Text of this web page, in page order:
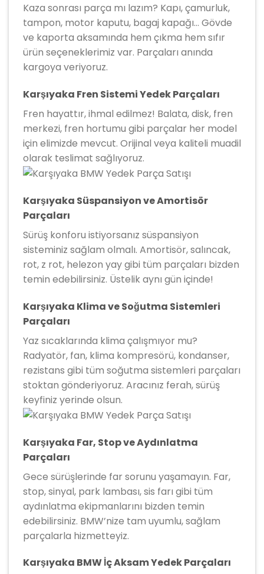
Kaza sonrası parça mı lazım? Kapı, çamurluk,
tampon, motor kaputu, bagaj kapağı… Gövde
ve kaporta aksamında hem çıkma hem sıfır
ürün seçeneklerimiz var. Parçaları anında
kargoya veriyoruz.
Karşıyaka Fren Sistemi Yedek Parçaları
Fren hayattır, ihmal edilmez! Balata, disk, fren
merkezi, fren hortumu gibi parçalar her model
için elimizde mevcut. Orijinal veya kaliteli muadil
olarak teslimat sağlıyoruz.
Karşıyaka Süspansiyon ve Amortisör
Parçaları
Sürüş konforu istiyorsanız süspansiyon
sisteminiz sağlam olmalı. Amortisör, salıncak,
rot, z rot, helezon yay gibi tüm parçaları bizden
temin edebilirsiniz. Üstelik aynı gün içinde!
Karşıyaka Klima ve Soğutma Sistemleri
Parçaları
Yaz sıcaklarında klima çalışmıyor mu?
Radyatör, fan, klima kompresörü, kondanser,
rezistans gibi tüm soğutma sistemleri parçaları
stoktan gönderiyoruz. Aracınız ferah, sürüş
keyfiniz yerinde olsun.
Karşıyaka Far, Stop ve Aydınlatma
Parçaları
Gece sürüşlerinde far sorunu yaşamayın. Far,
stop, sinyal, park lambası, sis farı gibi tüm
aydınlatma ekipmanlarını bizden temin
edebilirsiniz. BMW’nize tam uyumlu, sağlam
parçalarla hizmetteyiz.
Karşıyaka BMW İç Aksam Yedek Parçaları